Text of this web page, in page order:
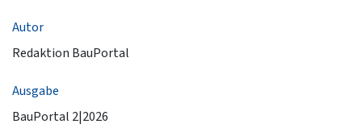
Autor
Redaktion BauPortal
Ausgabe
BauPortal 2|2026